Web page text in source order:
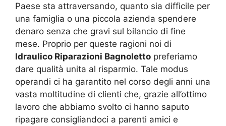
Paese sta attraversando, quanto sia difficile per
una famiglia o una piccola azienda spendere
denaro senza che gravi sul bilancio di fine
mese. Proprio per queste ragioni noi di
Idraulico Riparazioni Bagnoletto preferiamo
dare qualità unita al risparmio. Tale modus
operandi ci ha garantito nel corso degli anni una
vasta moltitudine di clienti che, grazie all’ottimo
lavoro che abbiamo svolto ci hanno saputo
ripagare consigliandoci a parenti amici e